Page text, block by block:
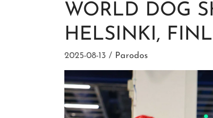
WORLD DOG
HELSINKI,
2025-08-13 Parodos